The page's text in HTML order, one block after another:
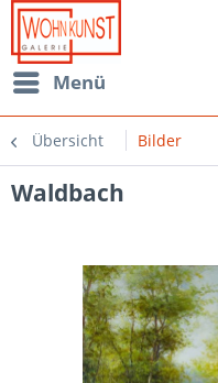
Menü
Übersicht Bilder
Waldbach